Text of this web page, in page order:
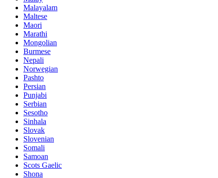
Malayalam
Maltese
Maori
Marathi
Mongolian
Burmese
Nepali
Norwegian
Pashto
Persian
Punjabi
Serbian
Sesotho
Sinhala
Slovak
Slovenian
Somali
Samoan
Scots Gaelic
Shona